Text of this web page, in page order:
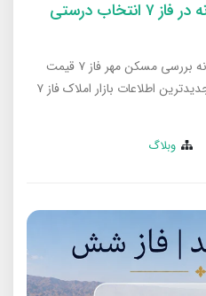
املاک پرند فاز ۷ | خرید خانه در فاز ۷ انتخاب درستی
املاک پرند فاز ۷ راهنمای خرید خانه بررسی مسکن مهر فاز ۷ قیمت
آپارتمان نکات مهم قبل از خرید و جدیدترین اطلاعات بازار املاک فاز ۷
وبلاگ